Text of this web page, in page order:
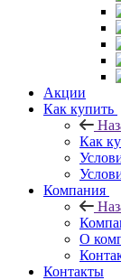
Акции
Как купить
Как
Компания
О
Контакты